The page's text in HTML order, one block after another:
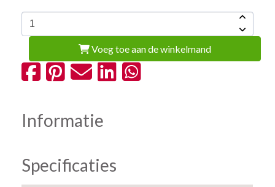
Voeg toe aan de winkelmand
Informatie
Specificaties